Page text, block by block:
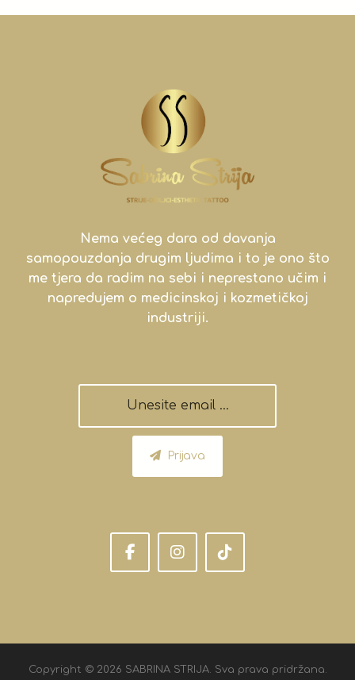
Nema većeg dara od davanja
samopouzdanja drugim ljudima i to je ono što
me tjera da radim na sebi i neprestano učim i
napredujem o medicinskoj i kozmetičkoj
industriji.
Prijava
Copyright © 2026 SABRINA STRIJA. Sva prava pridržana.